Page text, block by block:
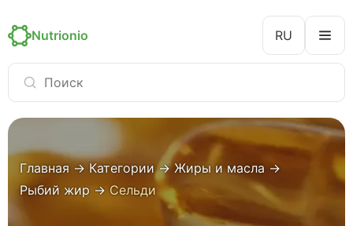
Nutrionio RU
Главная → Категории→Жиры и масла →
Рыбий жир → Сельди